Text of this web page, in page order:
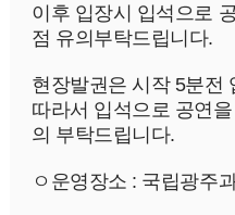
이후 입장시 입석으로
점 유의부탁드립니다.
현장발권은 시작 5분전
따라서 입석으로 공연
의 부탁드립니다.
ㅇ운영장소 : 국립광주